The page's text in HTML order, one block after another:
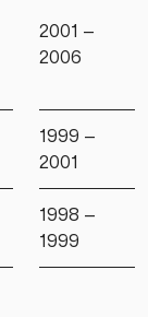
2001 —
2006
1999 —
2001
1998 —
1999